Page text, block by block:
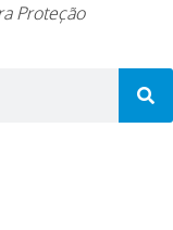
Proteção